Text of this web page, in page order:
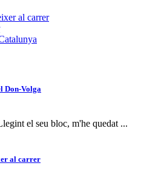
al carrer
Don-Volga
el seu bloc, m'he quedat ...
al carrer